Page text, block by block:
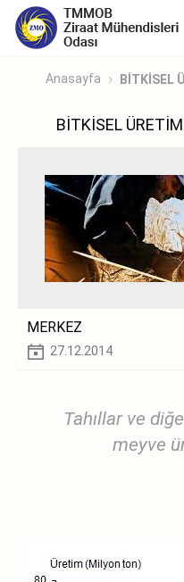
Anasayfa BİTKİSEL
BİTKİSEL
MERKEZ
27.12.2014
Tahıllar ve
meyve